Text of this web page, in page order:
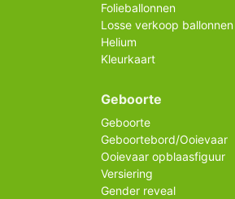
Folieballonnen
Losse verkoop ballonnen
Helium
Kleurkaart
Geboorte
Geboorte
Geboortebord/Ooievaar
Ooievaar opblaasfiguur
Versiering
Gender reveal